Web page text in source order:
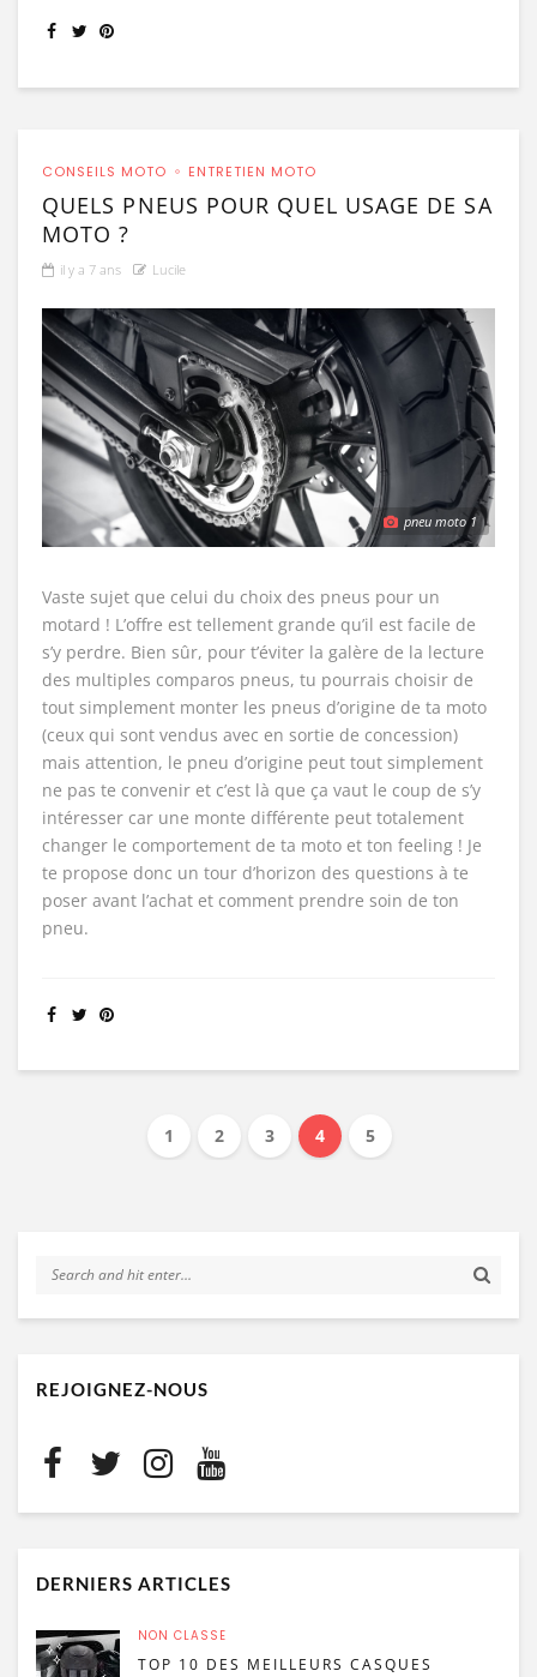
CONSEILS MOTO ENTRETIEN MOTO
QUELS PNEUS POUR QUEL USAGE DE SA
MOTO ?
il y a 7 ans Lucile
pneu moto 1
Vaste sujet que celui du choix des pneus pour un
motard ! L’offre est tellement grande qu’il est facile de
s’y perdre. Bien sûr, pour t’éviter la galère de la lecture
des multiples comparos pneus, tu pourrais choisir de
tout simplement monter les pneus d’origine de ta moto
(ceux qui sont vendus avec en sortie de concession)
mais attention, le pneu d’origine peut tout simplement
ne pas te convenir et c’est là que ça vaut le coup de s’y
intéresser car une monte différente peut totalement
changer le comportement de ta moto et ton feeling ! Je
te propose donc un tour d’horizon des questions à te
poser avant l’achat et comment prendre soin de ton
pneu.
1 2 3 4 5
REJOIGNEZ-NOUS
DERNIERS ARTICLES
NON CLASSÉ
TOP 10 DES MEILLEURS CASQUES